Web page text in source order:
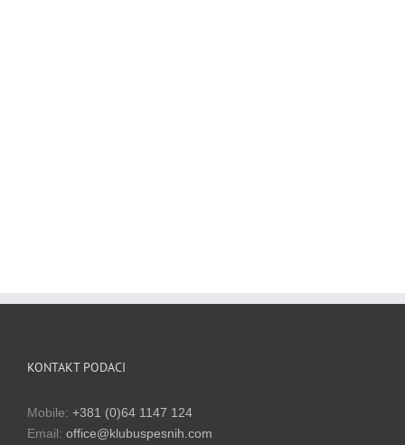
KONTAKT PODACI
Mobile: +381 (0)64 1147 124
Email: office@klubuspesnih.com